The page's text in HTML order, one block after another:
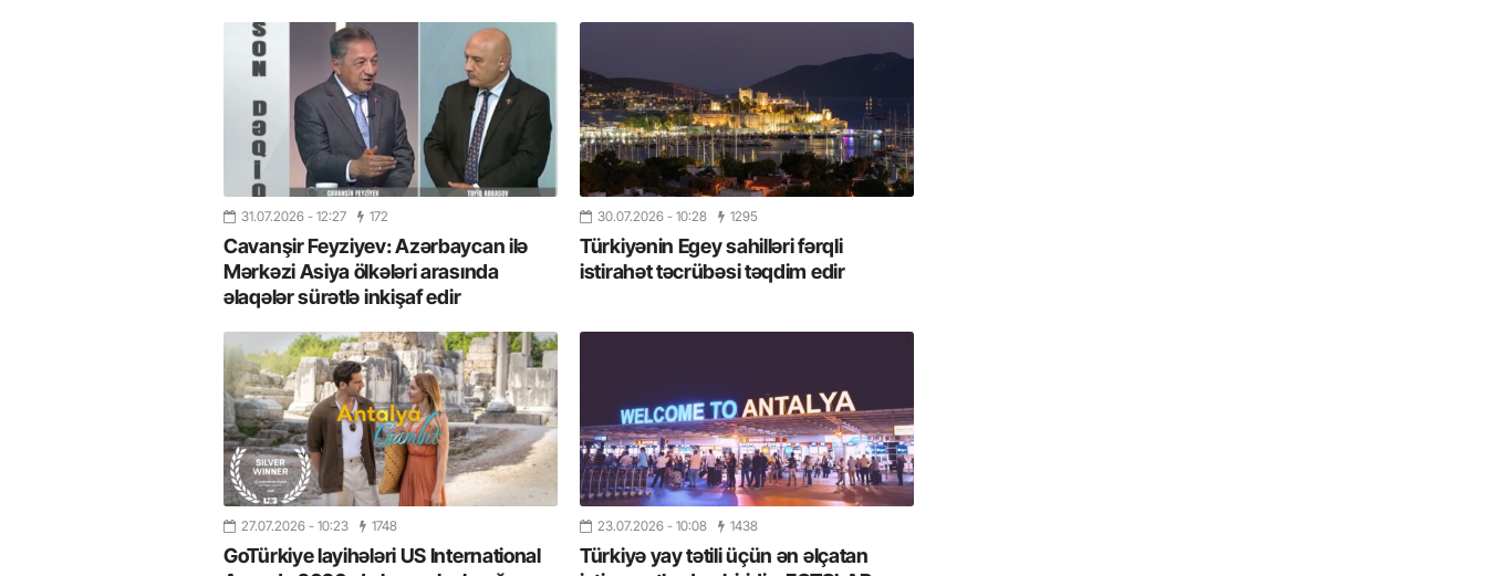
31.07.2026 - 12:27 172
Cavanşir Feyziyev: Azərbaycan ilə
Mərkəzi Asiya ölkələri arasında
əlaqələr sürətlə inkişaf edir
30.07.2026 - 10:28 1295
Türkiyənin Egey sahilləri fərqli
istirahət təcrübəsi təqdim edir
27.07.2026 - 10:23 1748
GoTürkiye layihələri US International
23.07.2026 - 10:08 1438
Türkiyə yay tətili üçün ən əlçatan